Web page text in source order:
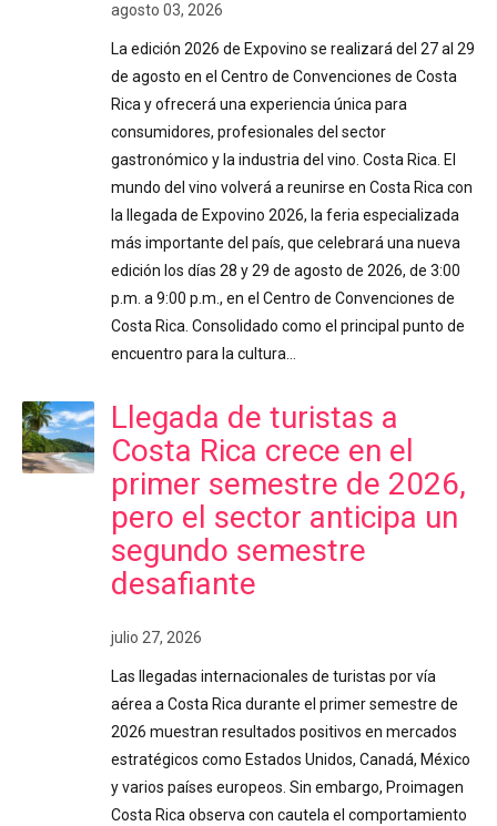
agosto 03, 2026
La edición 2026 de Expovino se realizará del 27 al 29
de agosto en el Centro de Convenciones de Costa
Rica y ofrecerá una experiencia única para
consumidores, profesionales del sector
gastronómico y la industria del vino. Costa Rica. El
mundo del vino volverá a reunirse en Costa Rica con
la llegada de Expovino 2026, la feria especializada
más importante del país, que celebrará una nueva
edición los días 28 y 29 de agosto de 2026, de 3:00
p.m. a 9:00 p.m., en el Centro de Convenciones de
Costa Rica. Consolidado como el principal punto de
encuentro para la cultura…
Llegada de turistas a
Costa Rica crece en el
primer semestre de 2026,
pero el sector anticipa un
segundo semestre
desafiante
julio 27, 2026
Las llegadas internacionales de turistas por vía
aérea a Costa Rica durante el primer semestre de
2026 muestran resultados positivos en mercados
estratégicos como Estados Unidos, Canadá, México
y varios países europeos. Sin embargo, Proimagen
Costa Rica observa con cautela el comportamiento